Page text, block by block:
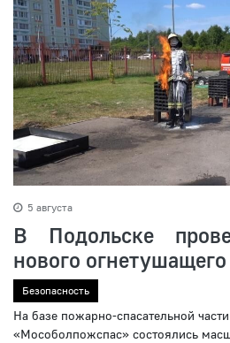
5 августа
В Подольске
нового огнетушащего
Безопасность
На базе пожарно-спасательной
«Мособолпожспас» состоялись